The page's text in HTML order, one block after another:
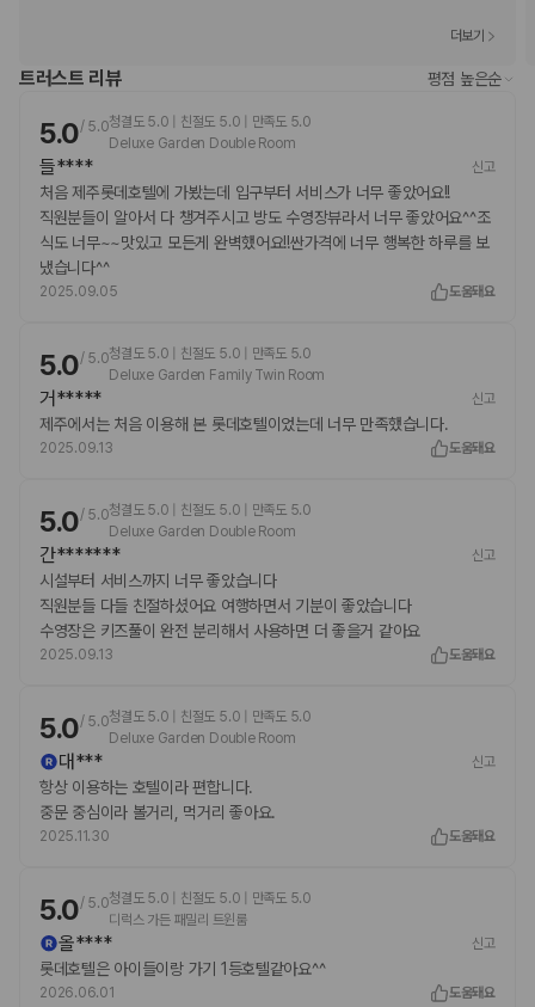
Visa
현금
American Express
JCB International
Mastercard
UnionPay
반려동물
장애인 안내 동물 동반 가능
더보기
트러스트 리뷰 평점 높은순
5.0/ 5.0청결도 5.0 | 친절도 5.0 | 만족도 5.0
Deluxe Garden Double Room
들**** 신고
처음 제주롯데호텔에 가봤는데 입구부터 서비스가 너무 좋았어요!!
직원분들이 알아서 다 챙겨주시고 방도 수영장뷰라서 너무 좋았어요^^조
식도 너무~~맛있고 모든게 완벽했어요!!싼가격에 너무 행복한 하루를 보
냈습니다^^
2025.09.05 도움돼요
5.0/ 5.0청결도 5.0 | 친절도 5.0 | 만족도 5.0
Deluxe Garden Family Twin Room
거***** 신고
제주에서는 처음 이용해 본 롯데호텔이었는데 너무 만족했습니다.
2025.09.13 도움돼요
5.0/ 5.0청결도 5.0 | 친절도 5.0 | 만족도 5.0
Deluxe Garden Double Room
간******* 신고
시설부터 서비스까지 너무 좋았습니다
직원분들 다들 친절하셨어요 여행하면서 기분이 좋았습니다
수영장은 키즈풀이 완전 분리해서 사용하면 더 좋을거 같아요
2025.09.13 도움돼요
5.0/ 5.0청결도 5.0 | 친절도 5.0 | 만족도 5.0
Deluxe Garden Double Room
대*** 신고
항상 이용하는 호텔이라 편합니다.
중문 중심이라 볼거리, 먹거리 좋아요.
2025.11.30 도움돼요
5.0/ 5.0청결도 5.0 | 친절도 5.0 | 만족도 5.0
디럭스 가든 패밀리 트윈룸
올**** 신고
롯데호텔은 아이들이랑 가기 1등호텔같아요^^
2026.06.01 도움돼요